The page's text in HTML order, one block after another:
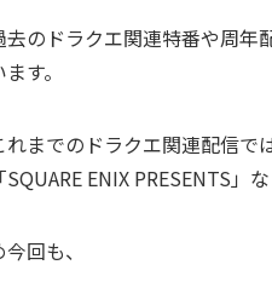
去のドラクエ関連特番や周
す。
れまでのドラクエ関連配信
ENIX PRESENTS」
回も、